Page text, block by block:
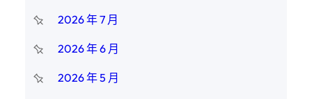
2026 年 7 月
2026 年 6 月
2026 年 5 月